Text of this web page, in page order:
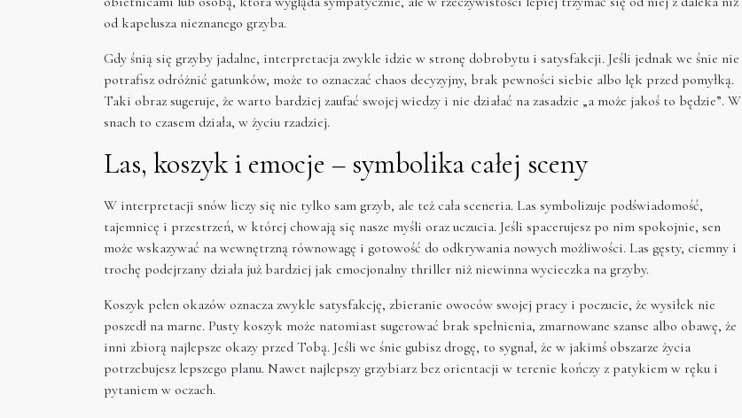
od kapelusza nieznanego grzyba.
Gdy śnią się grzyby jadalne, interpretacja zwykle idzie w stronę dobrobytu i satysfakcji. Jeśli jednak we śnie nie
potrafisz odróżnić gatunków, może to oznaczać chaos decyzyjny, brak pewności siebie albo lęk przed pomyłką.
Taki obraz sugeruje, że warto bardziej zaufać swojej wiedzy i nie działać na zasadzie „a może jakoś to będzie”. W
snach to czasem działa, w życiu rzadziej.
Las, koszyk i emocje – symbolika całej sceny
W interpretacji snów liczy się nie tylko sam grzyb, ale też cała sceneria. Las symbolizuje podświadomość,
tajemnicę i przestrzeń, w której chowają się nasze myśli oraz uczucia. Jeśli spacerujesz po nim spokojnie, sen
może wskazywać na wewnętrzną równowagę i gotowość do odkrywania nowych możliwości. Las gęsty, ciemny i
trochę podejrzany działa już bardziej jak emocjonalny thriller niż niewinna wycieczka na grzyby.
Koszyk pełen okazów oznacza zwykle satysfakcję, zbieranie owoców swojej pracy i poczucie, że wysiłek nie
poszedł na marne. Pusty koszyk może natomiast sugerować brak spełnienia, zmarnowane szanse albo obawę, że
inni zbiorą najlepsze okazy przed Tobą. Jeśli we śnie gubisz drogę, to sygnał, że w jakimś obszarze życia
potrzebujesz lepszego planu. Nawet najlepszy grzybiarz bez orientacji w terenie kończy z patykiem w ręku i
pytaniem w oczach.